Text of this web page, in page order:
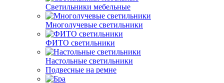
Светильники мебельные
Многолучевые светильники
ФИТО светильники
Настольные светильники
Подвесные на ремне